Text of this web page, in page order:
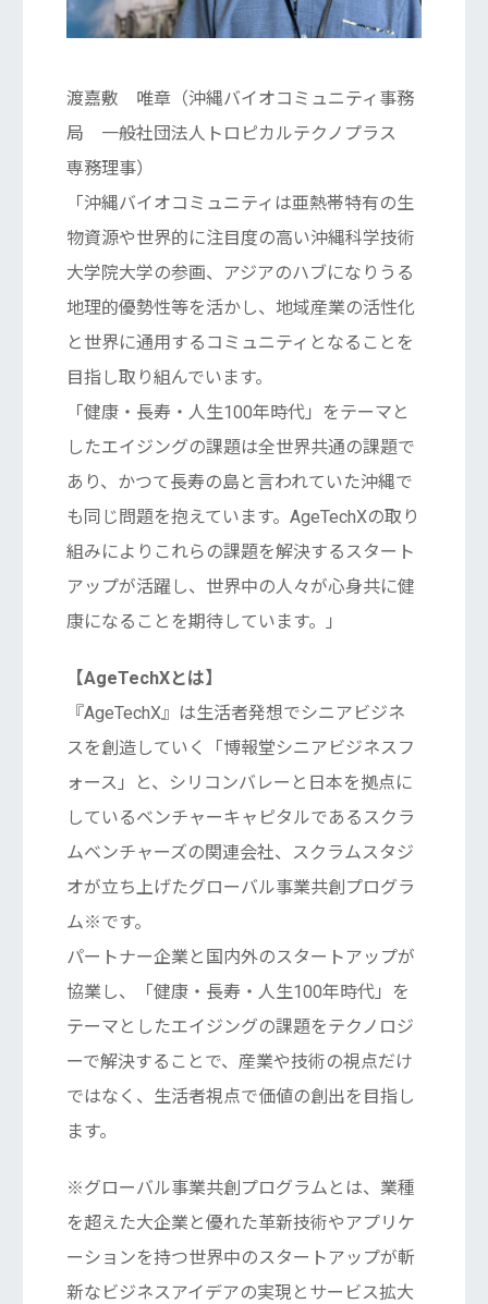
渡嘉敷 唯章（沖縄バイオコミュニティ事務
局 一般社団法人トロピカルテクノプラス
専務理事）
「沖縄バイオコミュニティは亜熱帯特有の生
物資源や世界的に注目度の高い沖縄科学技術
大学院大学の参画、アジアのハブになりうる
地理的優勢性等を活かし、地域産業の活性化
と世界に通用するコミュニティとなることを
目指し取り組んでいます。
「健康・長寿・人生100年時代」をテーマと
したエイジングの課題は全世界共通の課題で
あり、かつて長寿の島と言われていた沖縄で
も同じ問題を抱えています。AgeTechXの取り
組みによりこれらの課題を解決するスタート
アップが活躍し、世界中の人々が心身共に健
康になることを期待しています。」
【AgeTechXとは】
『AgeTechX』は生活者発想でシニアビジネ
スを創造していく「博報堂シニアビジネスフ
ォース」と、シリコンバレーと日本を拠点に
しているベンチャーキャピタルであるスクラ
ムベンチャーズの関連会社、スクラムスタジ
オが立ち上げたグローバル事業共創プログラ
ム※です。
パートナー企業と国内外のスタートアップが
協業し、「健康・長寿・人生100年時代」を
テーマとしたエイジングの課題をテクノロジ
ーで解決することで、産業や技術の視点だけ
ではなく、生活者視点で価値の創出を目指し
ます。
※グローバル事業共創プログラムとは、業種
を超えた大企業と優れた革新技術やアプリケ
ーションを持つ世界中のスタートアップが斬
新なビジネスアイデアの実現とサービス拡大